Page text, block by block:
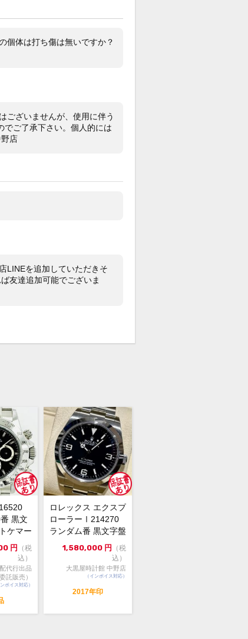
ル・ケースサイド・バックルサ
スレキズがございます。
売をしておりますので、売り
ご了承ください。
頭へお問い合わせください。
個体は打ち傷は無いですか？
ございませんが、使用に伴う
でご了承下さい。個人的には
野店
LINEを追加していただきそ
友達追加可能でございま
黒文
ケマー
託販...
円
（税
込）
代行出品
委託販売）
ンボイス対応）
ロレックス エクスプ
ローラーⅠ214270
ランダム番 黒文字盤
自動巻 極美品 ...
1,580,000 円
（税
込）
大黒屋時計館 中野店
（インボイス対応）
2017年印